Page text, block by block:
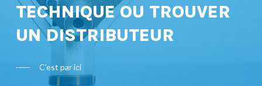
TECHNIQUE OU TROUVER
UN DISTRIBUTEUR
C'est par ici